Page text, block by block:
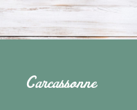
Carcassonne